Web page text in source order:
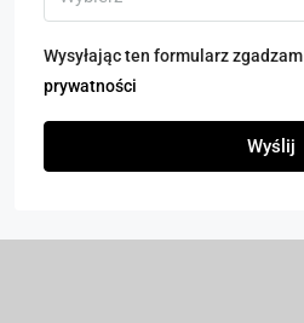
Wysyłając ten formularz
prywatności
Wyślij